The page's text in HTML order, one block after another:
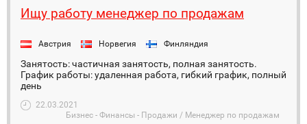
Ищу работу менеджер по продажам
Австрия Норвегия Финляндия
Занятость: частичная занятость, полная занятость.
График работы: удаленная работа, гибкий график, полный
день
22.03.2021
Бизнес - Финансы - Продажи / Менеджер по продажам